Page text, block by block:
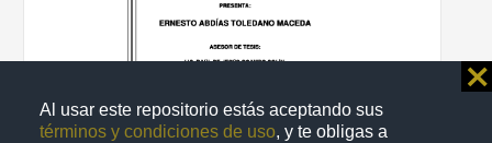
Al usar este repositorio estás aceptando sus
términos y condiciones de uso, y te obligas a
⨯